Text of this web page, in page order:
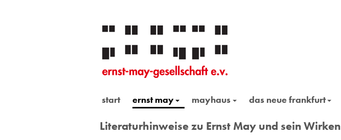
start ernst may mayhaus das neue frankfurt
Literaturhinweise zu Ernst May und sein Wirken